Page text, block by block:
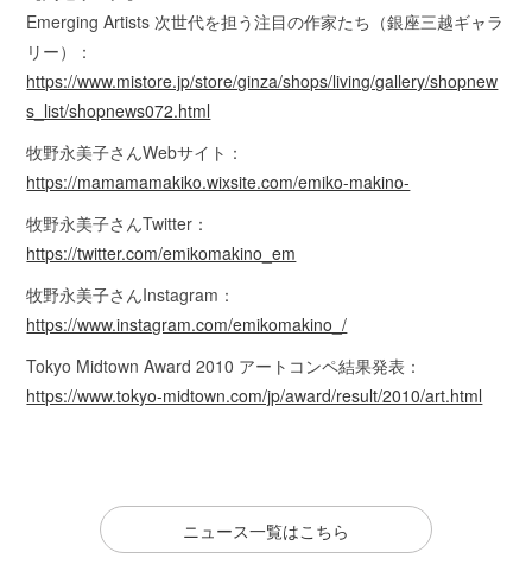
Emerging Artists 次世代を担う注目の作家たち（銀座三越ギャラ
リー）：
https://www.mistore.jp/store/ginza/shops/living/gallery/shopnew
s_list/shopnews072.html
牧野永美子さんWebサイト：
https://mamamamakiko.wixsite.com/emiko-makino-
牧野永美子さんTwitter：
https://twitter.com/emikomakino_em
牧野永美子さんInstagram：
https://www.instagram.com/emikomakino_/
Tokyo Midtown Award 2010 アートコンペ結果発表：
https://www.tokyo-midtown.com/jp/award/result/2010/art.html
ニュース一覧はこちら